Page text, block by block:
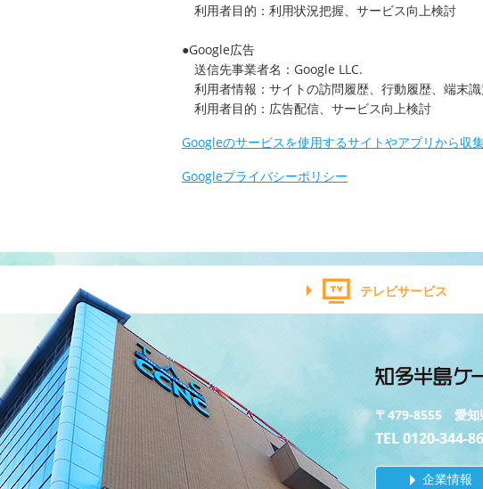
利用者目的：利用状況把握、サービス向上検討
●Google広告
送信先事業者名：Google LLC.
利用者情報：サイトの訪問履歴、行動履歴、端末
利用者目的：広告配信、サービス向上検討
Googleのサービスを使用するサイトやアプリから収
Googleプライバシーポリシー
テレビサービス
〒479-8555 愛知
TEL 0120-344-
企業情報